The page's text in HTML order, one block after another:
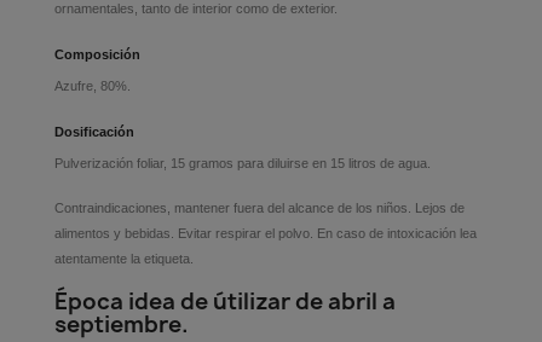
ornamentales, tanto de interior como de exterior.
Composición
Azufre, 80%.
Dosificación
Pulverización foliar, 15 gramos para diluirse en 15 litros de agua.
Contraindicaciones, mantener fuera del alcance de los niños. Lejos de
alimentos y bebidas. Evitar respirar el polvo. En caso de intoxicación lea
atentamente la etiqueta.
Época idea de útilizar de abril a
septiembre.